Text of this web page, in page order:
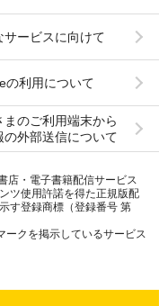
サービスに向けて
の利用について
まのご利用端末から
の外部送信について
店・電子書籍配信サービス
ツ使用許諾を得た正規版配
す登録商標（登録番号 第
ークを掲示しているサービス